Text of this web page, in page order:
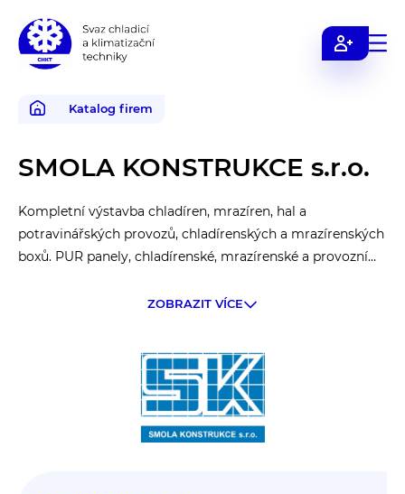
Svaz
chladicí
klimatizační
Katalog firem
SMOLA KONSTRUKCE s.r.o.
Kompletní výstavba chladíren, mrazíren, hal a
potravinářských provozů, chladírenských a mrazírenských
boxů. PUR panely, chladírenské, mrazírenské a provozní
ZOBRAZIT VÍCE